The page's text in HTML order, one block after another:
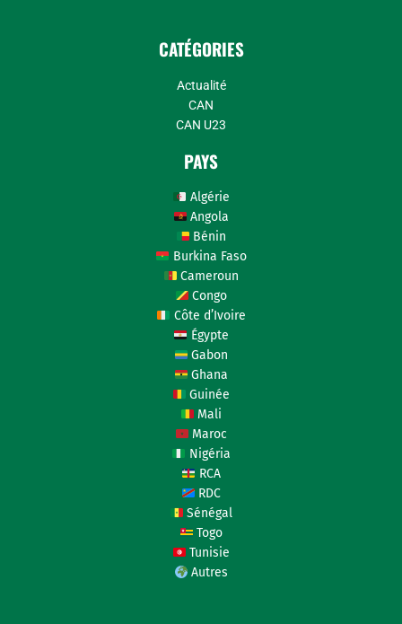
CATÉGORIES
Actualité
CAN
CAN U23
PAYS
Algérie
Angola
Bénin
Burkina Faso
Cameroun
Congo
Côte d’Ivoire
Égypte
Gabon
Ghana
Guinée
Mali
Maroc
Nigéria
RCA
RDC
Sénégal
Togo
Tunisie
Autres